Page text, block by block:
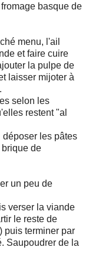
basque de
menu, l'ail
et faire cuire
la pulpe de
laisser mijoter à
selon les
restent "al
les pâtes
de
un peu de
verser la viande
le reste de
puis terminer par
Saupoudrer de la